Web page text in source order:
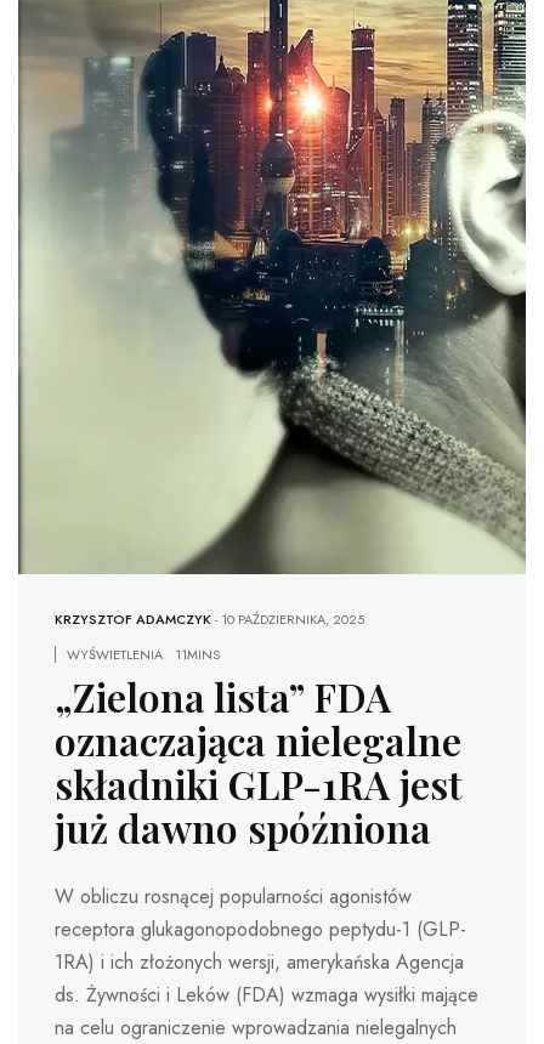
KRZYSZTOF ADAMCZYK-10 PAŹDZIERNIKA, 2025
WYŚWIETLENIA
11MINS
„Zielona lista” FDA
oznaczająca nielegalne
składniki GLP-1RA jest
już dawno spóźniona
W obliczu rosnącej popularności agonistów
receptora glukagonopodobnego peptydu-1 (GLP-
1RA) i ich złożonych wersji, amerykańska Agencja
ds. Żywności i Leków (FDA) wzmaga wysiłki mające
na celu ograniczenie wprowadzania nielegalnych